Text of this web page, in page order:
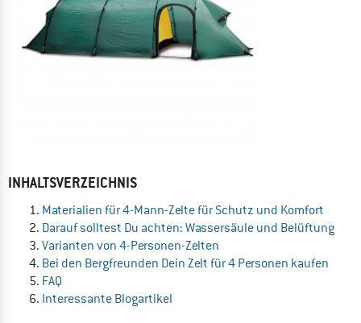
INHALTSVERZEICHNIS
Materialien für 4-Mann-Zelte für Schutz und Komfort
Darauf solltest Du achten: Wassersäule und Belüftung
Varianten von 4-Personen-Zelten
Bei den Bergfreunden Dein Zelt für 4 Personen kaufen
FAQ
Interessante Blogartikel